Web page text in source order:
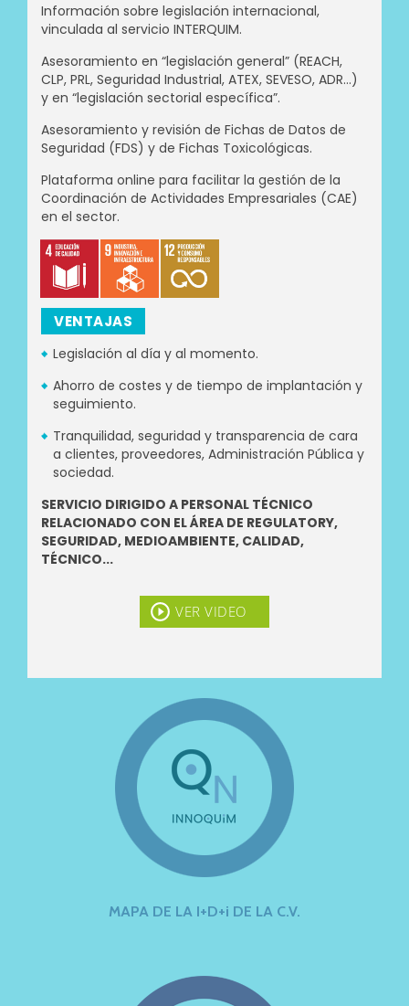
Información sobre legislación internacional,
vinculada al servicio INTERQUIM.
Asesoramiento en “legislación general” (REACH,
CLP, PRL, Seguridad Industrial, ATEX, SEVESO, ADR…)
y en “legislación sectorial específica”.
Asesoramiento y revisión de Fichas de Datos de
Seguridad (FDS) y de Fichas Toxicológicas.
Plataforma online para facilitar la gestión de la
Coordinación de Actividades Empresariales (CAE)
en el sector.
VENTAJAS
Legislación al día y al momento.
Ahorro de costes y de tiempo de implantación y
seguimiento.
Tranquilidad, seguridad y transparencia de cara
a clientes, proveedores, Administración Pública y
sociedad.
SERVICIO DIRIGIDO A PERSONAL TÉCNICO
RELACIONADO CON EL ÁREA DE REGULATORY,
SEGURIDAD, MEDIOAMBIENTE, CALIDAD,
TÉCNICO...
VER VIDEO
MAPA DE LA I+D+i DE LA C.V.